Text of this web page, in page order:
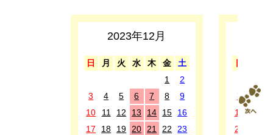
2023年12月
日 月 火 水 木 金
土
1
2
3
4 5 6 7 8
9
10
11 12 13 14 15
16
17
18 19 20 21 22
23
日
7
8
14
15
21